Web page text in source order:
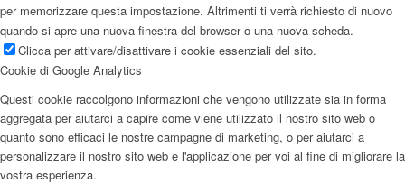
per memorizzare questa impostazione. Altrimenti ti verrà richiesto di nuovo
quando si apre una nuova finestra del browser o una nuova scheda.
Clicca per attivare/disattivare i cookie essenziali del sito.
Cookie di Google Analytics
Questi cookie raccolgono informazioni che vengono utilizzate sia in forma
aggregata per aiutarci a capire come viene utilizzato il nostro sito web o
quanto sono efficaci le nostre campagne di marketing, o per aiutarci a
personalizzare il nostro sito web e l'applicazione per voi al fine di migliorare la
vostra esperienza.